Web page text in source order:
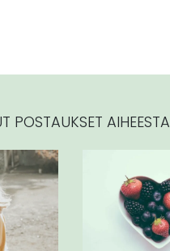
POSTAUKSET AIHEESTA